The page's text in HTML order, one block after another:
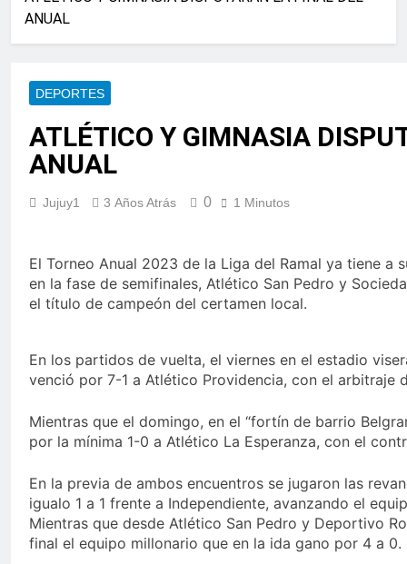
ANUAL
DEPORTES
ATLÉTICO Y GIMNASIA
ANUAL
Jujuy1 3 Años Atrás 0 1 Minutos
El Torneo Anual 2023 de la Liga del Ramal ya tiene a
en la fase de semifinales, Atlético San Pedro y
el título de campeón del certamen local.
En los partidos de vuelta, el viernes en el estadio
venció por 7-1 a Atlético Providencia, con el arbitraje
Mientras que el domingo, en el “fortín de barrio
por la mínima 1-0 a Atlético La Esperanza, con el
En la previa de ambos encuentros se jugaron las
igualo 1 a 1 frente a Independiente, avanzando el
Mientras que desde Atlético San Pedro y Deportivo
final el equipo millonario que en la ida gano por 4 a 0.